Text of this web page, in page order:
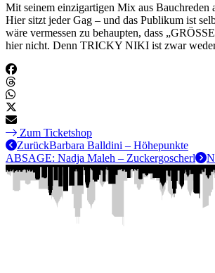
Mit seinem einzigartigen Mix aus
Hier sitzt jeder Gag – und das Publikum ist
wäre vermessen zu behaupten, dass
hier nicht. Denn TRICKY NIKI ist zwar
Zum Ticketshop
ZurückBarbara Balldini – Höhepunkte
ABSAGE: Nadja Maleh – Zuckergoscherl